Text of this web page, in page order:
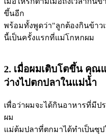
ขึ้นอีก
พร้อมทั้งพูดว่า"ลูกต้องกินข้า
นี้เป็นครั้งแรกที่แม่โกหกผม
2. เมื่อผมเติบโตขึ้น คุณ
ว่างไปตกปลาในแม่น้ำ
เพื่อว่าผมจะได้กินอาหารที่มีป
ผม
แม่ต้มปลาที่ตกมาได้ทำเป็นซุ